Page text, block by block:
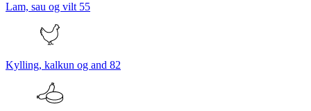
Lam, sau og vilt 55
Kylling, kalkun og and 82